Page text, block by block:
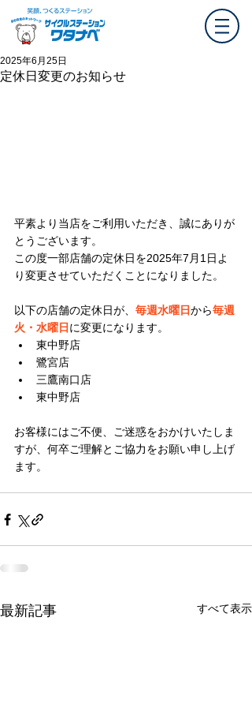
定休日変更のお知らせ
2025年6月25日
平素より当店をご利用いただき、誠にありが
とうございます。
この度一部店舗の定休日を2025年7月1日よ
り変更させていただくことになりました。
以下の店舗の定休日が、 毎週水曜日から毎週
火・水曜日 に変更になります。
東中野店
鷺宮店
三鷹南口店
東中野店
お客様にはご不便、ご迷惑をおかけいたしま
すが、何卒ご理解とご協力をお願い申し上げ
ます。
最新記事 すべて表示